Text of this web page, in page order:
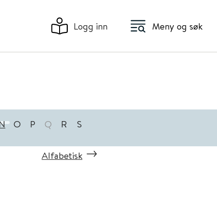
Logg inn Meny og søk
O P Q R S
Alfabetisk